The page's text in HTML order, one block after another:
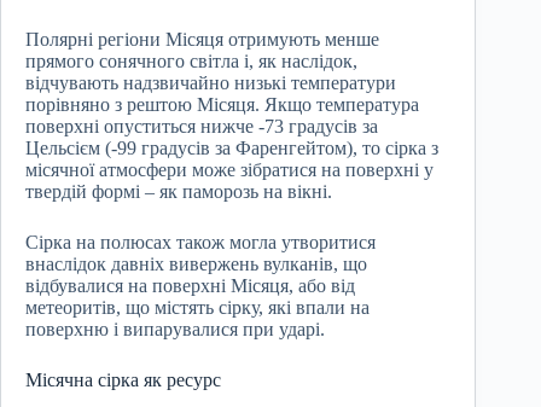
Полярні регіони Місяця отримують менше
прямого сонячного світла і, як наслідок,
відчувають надзвичайно низькі температури
порівняно з рештою Місяця. Якщо температура
поверхні опуститься нижче -73 градусів за
Цельсієм (-99 градусів за Фаренгейтом), то сірка з
місячної атмосфери може зібратися на поверхні у
твердій формі – як паморозь на вікні.
Сірка на полюсах також могла утворитися
внаслідок давніх вивержень вулканів, що
відбувалися на поверхні Місяця, або від
метеоритів, що містять сірку, які впали на
поверхню і випарувалися при ударі.
Місячна сірка як ресурс